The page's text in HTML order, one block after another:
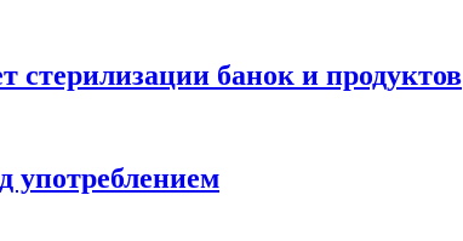
стерилизации банок и продуктов
употреблением